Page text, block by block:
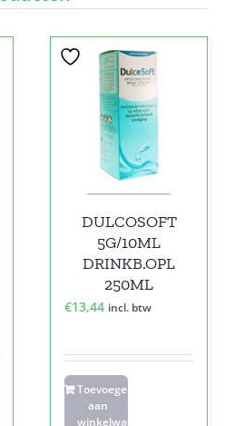
DULCOSOFT
5G/10ML
DRINKB.OPL
250ML
€13,44 incl. btw
Toevoegen
aan
winkelwagen